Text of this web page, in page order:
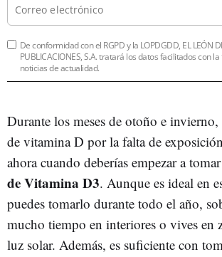
De conformidad con el RGPD y la LOPDGDD, EL LEÓN
PUBLICACIONES, S.A. tratará los datos facilitados con
noticias de actualidad.
Durante los meses de otoño e
de vitamina D por la falta de
ahora cuando deberías empezar a tomar
de Vitamina D3. Aunque es ideal en
puedes tomarlo durante todo el año,
mucho tiempo en interiores o vives en
luz solar. Además, es suficiente con